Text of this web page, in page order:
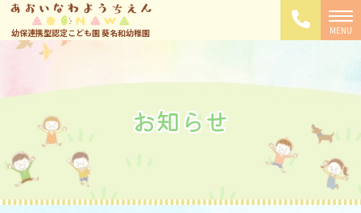
幼保連携型認定こども園 葵名和幼稚園
お知らせ